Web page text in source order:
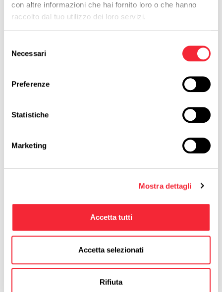
con altre informazioni che hai fornito loro o che hanno
raccolto dal tuo utilizzo dei loro servizi.
delNecessari
Preferenze
Statistiche
Marketing
Mostra dettagli
Accetta tutti
Accetta selezionati
Rifiuta
Qualifica*
Ho esperienza con la vendita in*
Seleziona*
Ho esperienza con la vendita a clienti operanti nel/nei* (Max